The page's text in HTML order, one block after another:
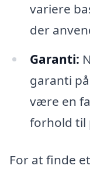
variere
der
Garanti:
garanti
være en
forhold til
For at finde